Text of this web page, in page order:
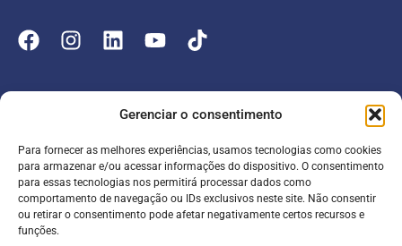
Gerenciar o consentimento
Para fornecer as melhores experiências, usamos tecnologias como cookies
para armazenar e/ou acessar informações do dispositivo. O consentimento
para essas tecnologias nos permitirá processar dados como
comportamento de navegação ou IDs exclusivos neste site. Não consentir
ou retirar o consentimento pode afetar negativamente certos recursos e
funções.
Parceiros
Blog
Contato
Portal do Colaborador
Entrar
Serviços
Meira online